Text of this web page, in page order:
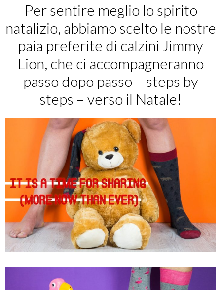
Per sentire meglio lo spirito
natalizio, abbiamo scelto le nostre
paia preferite di calzini Jimmy
Lion, che ci accompagneranno
passo dopo passo – steps by
steps – verso il Natale!